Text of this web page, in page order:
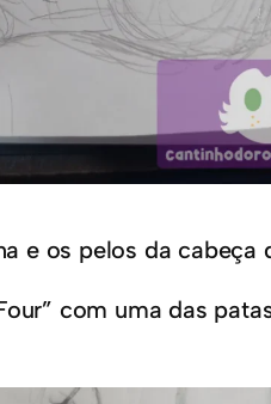
e os pelos da cabeça
com uma das